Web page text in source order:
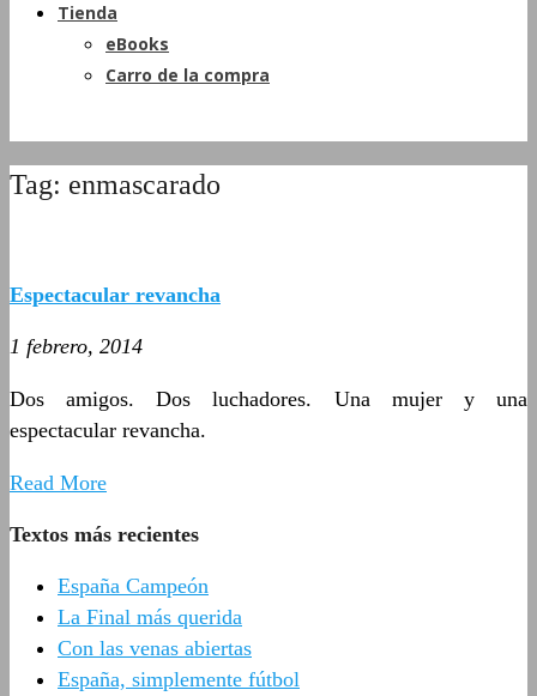
Tienda
eBooks
Carro de la compra
Tag: enmascarado
Espectacular revancha
1 febrero, 2014
Dos amigos. Dos luchadores. Una mujer y una
espectacular revancha.
Read More
Textos más recientes
España Campeón
La Final más querida
Con las venas abiertas
España, simplemente fútbol